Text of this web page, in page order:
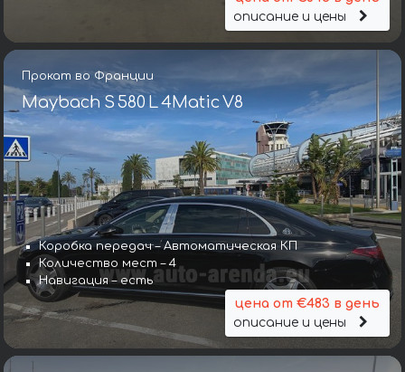
описание и цены
Прокат во Франции
Maybach S 580 L 4Matic V8
Коробка передач – Автоматическая КП
Количество мест – 4
Навигация – есть
цена от €483 в день
описание и цены